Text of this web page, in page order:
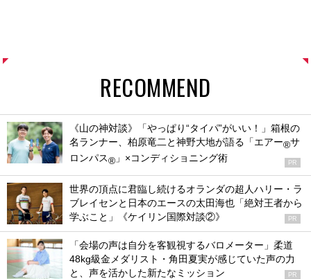
RECOMMEND
《山の神対談》「やっぱり“タイパ”がいい！」箱根の
名ランナー、柏原竜二と神野大地が語る「エアー®サ
ロンパス® 」×コンディショニング術 PR
世界の頂点に君臨し続けるオランダの超人ハリー・ラ
ブレイセンと日本のエースの太田海也「絶対王者から
学ぶこと」《ケイリン国際対談②》
PR
「会場の声は自分を客観視するバロメーター」柔道
48kg級金メダリスト・角田夏実が感じていた声の力
と、声を活かした新たなミッション
PR